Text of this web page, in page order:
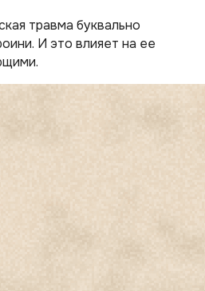
травма буквально
И это влияет на ее